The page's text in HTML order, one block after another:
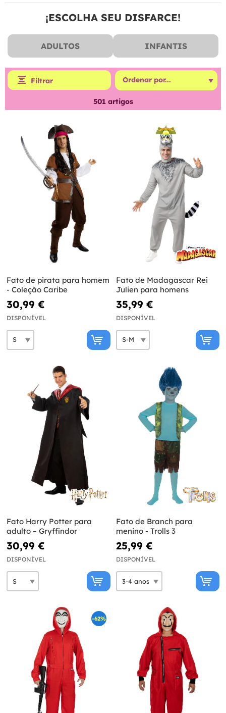
¡ESCOLHA SEU DISFARCE!
ADULTOS INFANTIS
Filtrar
501 artigos
Fato de pirata para homem
- Coleção Caribe
30,99 €
DISPONÍVEL
Fato de Madagascar Rei
Julien para homens
35,99 €
DISPONÍVEL
Fato Harry Potter para
adulto – Gryffindor
30,99 €
DISPONÍVEL
Fato de Branch para
menino - Trolls 3
25,99 €
DISPONÍVEL
-62%